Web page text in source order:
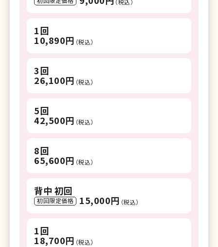
（税込）
1回
10,890円 （税込）
3回
26,100円 （税込）
5回
42,500円 （税込）
8回
65,600円 （税込）
背中 初回
初回限定価格 15,000円 （税込）
1回
18,700円 （税込）